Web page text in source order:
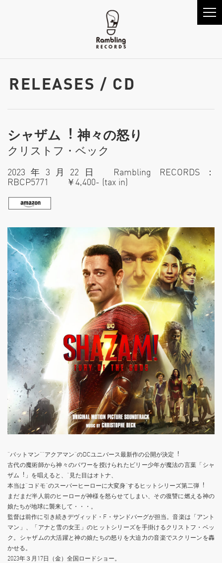
RELEASES / CD
シャザム︕ 神々の怒り
クリストフ・ベック
2023年3月22日 Rambling RECORDS：
RBCP5771 ￥4,400- (tax in)
”バットマン””アクアマン”のDCユニバース最新作の公開が決定︕
古代の魔術師から神々のパワーを授けられたビリー少年が魔法の⾔葉「シャ
ザム︕」を唱えると、”⾒た⽬はオトナ、
本当は”コドモ”のスーパーヒーローに⼤変⾝”するヒットシリーズ第⼆弾︕
まだまだ半⼈前のヒーローが神様を怒らせてしまい、その復讐に燃える神の
娘たちが地球に襲来して・・・。
監督は前作に引き続きデヴィッド・F・サンドバーグが担当。⾳楽は「アント
マン」、「アナと雪の⼥王」のヒットシリーズを⼿掛けるクリストフ・ベッ
ク。シャザムの⼤活躍と神の娘たちの怒りを⼤迫⼒の⾳楽でスクリーンを轟
かせる。
2023年３⽉17⽇（⾦）全国ロードショー。